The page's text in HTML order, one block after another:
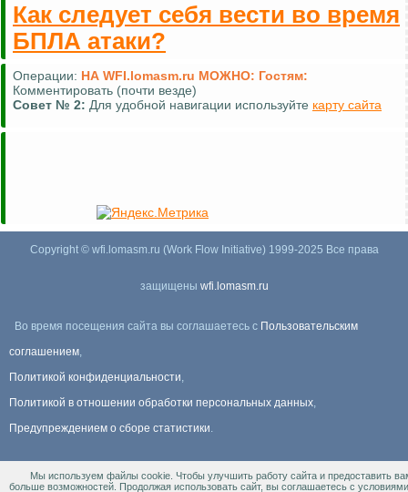
Как следует себя вести во время
БПЛА атаки?
Операции: НА WFI.lomasm.ru МОЖНО: Гостям:
Комментировать (почти везде)
Совет № 2: Для удобной навигации используйте карту сайта
Copyright © wfi.lomasm.ru (Work Flow Initiative) 1999-2025 Все права
защищены wfi.lomasm.ru
Во время посещения сайта вы соглашаетесь с Пользовательским
соглашением,
Политикой конфиденциальности,
Политикой в отношении обработки персональных данных,
Предупреждением о сборе статистики.
Информация Для правообладателей.
Мы используем файлы cookie. Чтобы улучшить работу сайта и предоставить
больше возможностей. Продолжая использовать сайт, вы соглашаетесь с условиями